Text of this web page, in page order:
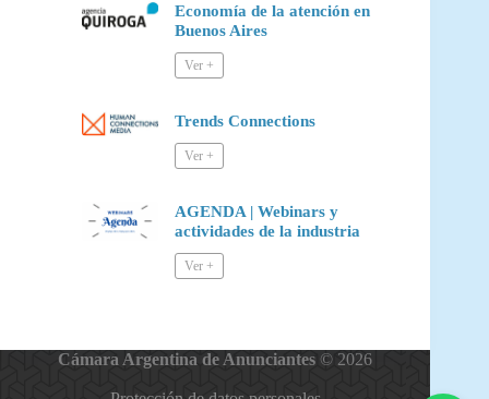
Economía de la atención en
Buenos Aires
Trends Connections
AGENDA | Webinars y
actividades de la industria
Cámara Argentina de Anunciantes © 2026